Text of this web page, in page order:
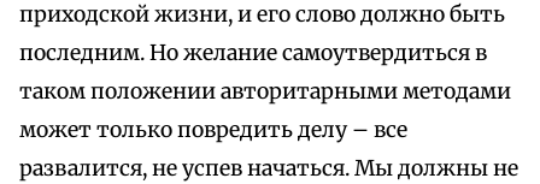
приходской жизни, и его слово должно быть
последним. Но желание самоутвердиться в
таком положении авторитарными методами
может только повредить делу – все
развалится, не успев начаться. Мы должны не